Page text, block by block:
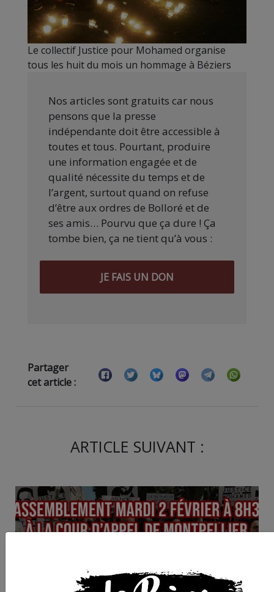
Le collectif Justice pour Mohamed organise
tous les huit du mois un hommage à Béziers
Nos articles sont gratuits car nous
pensons que la presse
indépendante doit être accessible à
toutes et tous. Pourtant, produire
une information engagée et de
qualité nécessite du temps et de
l’argent, surtout quand on refuse
d’être aux ordres de Bolloré et de
ses amis… Pourvu que ça dure ! Ça
tombe bien, ça ne tient qu’à vous :
JE FAIS UN DON
Partager
cet article :
ARTICLE SUIVANT :